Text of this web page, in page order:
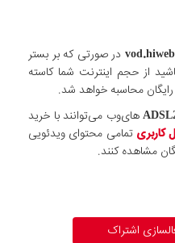
در صورتی که بر بستر
از حجم اینترنت شما کاسته
محاسبه خواهد شد.
های‌وب می‌توانند با خرید
کاربری تمامی محتوای ویدئویی
مشاهده کنند.
اشتراک